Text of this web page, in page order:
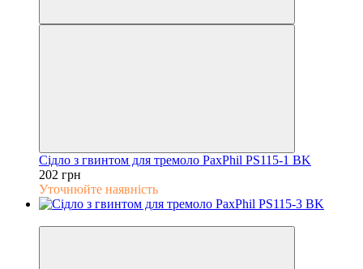
Сідло з гвинтом для тремоло PaxPhil PS115-1 BK
202 грн
Уточнюйте наявність